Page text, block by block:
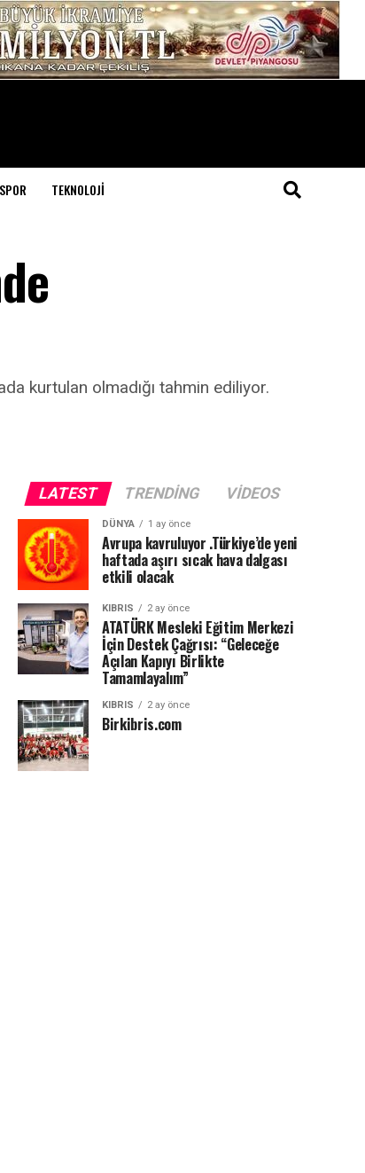
SPOR TEKNOLOJI
kurtulan olmadığı tahmin ediliyor.
LATEST TRENDING VIDEOS
DÜNYA 1 ay önce
Avrupa kavruluyor .Türkiye’de yeni
haftada aşırı sıcak hava dalgası
etkili olacak
KIBRIS 2 ay önce
ATATÜRK Mesleki Eğitim Merkezi
İçin Destek Çağrısı: “Geleceğe
Açılan Kapıyı Birlikte
Tamamlayalım”
KIBRIS 2 ay önce
Birkibris.com